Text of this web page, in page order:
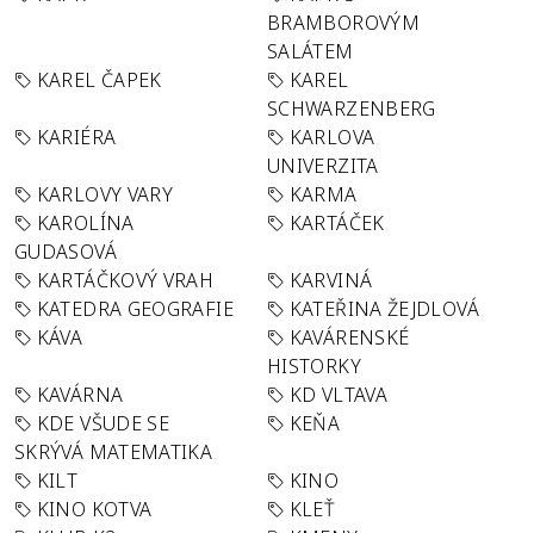
BRAMBOROVÝM
SALÁTEM
KAREL ČAPEK
KAREL
SCHWARZENBERG
KARIÉRA
KARLOVA
UNIVERZITA
KARLOVY VARY
KARMA
KAROLÍNA
GUDASOVÁ
KARTÁČEK
KARTÁČKOVÝ VRAH
KARVINÁ
KATEDRA GEOGRAFIE
KATEŘINA ŽEJDLOVÁ
KÁVA
KAVÁRENSKÉ
HISTORKY
KAVÁRNA
KD VLTAVA
KDE VŠUDE SE
SKRÝVÁ MATEMATIKA
KEŇA
KILT
KINO
KINO KOTVA
KLEŤ